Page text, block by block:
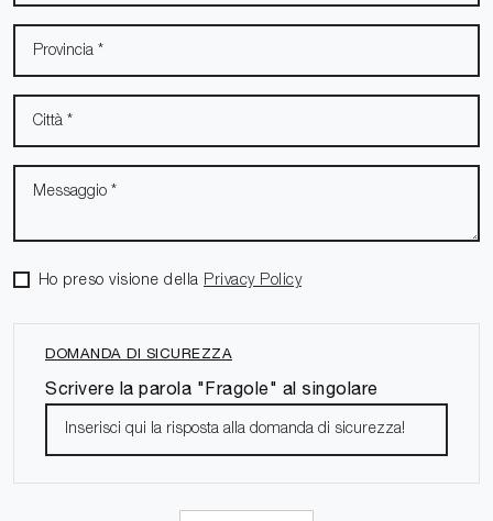
Ho preso visione della Privacy Policy
DOMANDA DI SICUREZZA
Scrivere la parola "Fragole" al singolare